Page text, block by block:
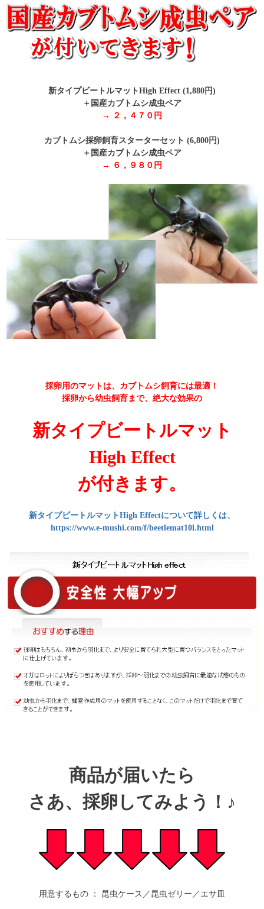
新タイプビートルマットHigh Effect (1,880円)
＋国産カブトムシ成虫ペア
→ ２，４７０円
カブトムシ採卵飼育スターターセット (6,800円)
＋国産カブトムシ成虫ペア
→ ６，９８０円
採卵用のマットは、カブトムシ飼育には最適！
採卵から幼虫飼育まで、絶大な効果の
新タイプビートルマット
High Effect
が付きます。
新タイプビートルマットHigh Effectについて詳しくは、
https://www.e-mushi.com/f/beetlemat10l.html
商品が届いたら
さあ、採卵してみよう！♪
用意するもの ： 昆虫ケース／昆虫ゼリー／エサ皿